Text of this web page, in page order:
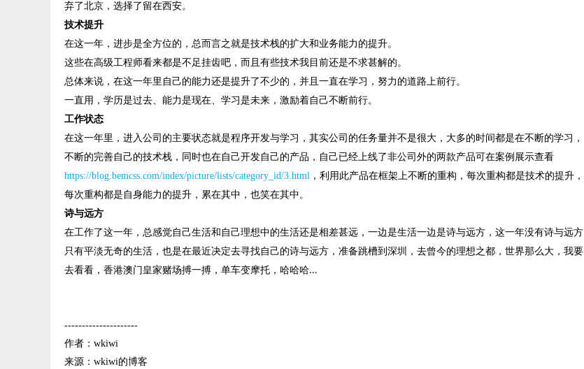
弃了北京，选择了留在西安。
技术提升
在这一年，进步是全方位的，总而言之就是技术栈的扩大和业务能力的提升。
这些在高级工程师看来都是不足挂齿吧，而且有些技术我目前还是不求甚解的。
总体来说，在这一年里自己的能力还是提升了不少的，并且一直在学习，努力的道路上前行。
一直用，学历是过去、能力是现在、学习是未来，激励着自己不断前行。
工作状态
在这一年里，进入公司的主要状态就是程序开发与学习，其实公司的任务量并不是很大，大多的时间都是在不断的学习，
不断的完善自己的技术栈，同时也在自己开发自己的产品，自己已经上线了非公司外的两款产品可在案例展示查看
https://blog.bemcss.com/index/picture/lists/category_id/3.html ，利用此产品在框架上不断的重构，每次重构都是技术的提升，
每次重构都是自身能力的提升，累在其中，也笑在其中。
诗与远方
在工作了这一年，总感觉自己生活和自己理想中的生活还是相差甚远，一边是生活一边是诗与远方，这一年没有诗与远方
只有平淡无奇的生活，也是在最近决定去寻找自己的诗与远方，准备跳槽到深圳，去曾今的理想之都，世界那么大，我要
去看看，香港澳门皇家赌场搏一搏，单车变摩托，哈哈哈...
---------------------
作者：wkiwi
来源：wkiwi的博客